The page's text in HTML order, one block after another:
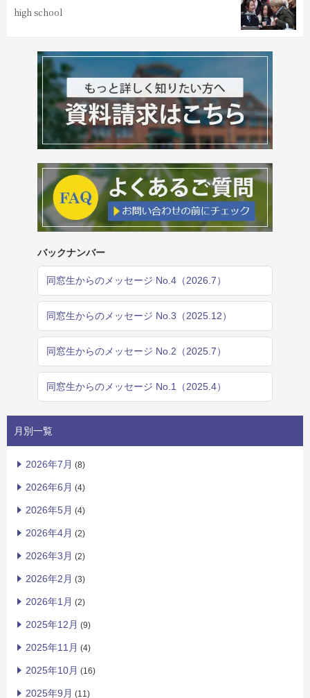
high school
バックナンバー
同窓生からのメッセージ No.4（2026.7）
同窓生からのメッセージ No.3（2025.12）
同窓生からのメッセージ No.2（2025.7）
同窓生からのメッセージ No.1（2025.4）
月別一覧
2026年7月 (8)
2026年6月 (4)
2026年5月 (4)
2026年4月 (2)
2026年3月 (2)
2026年2月 (3)
2026年1月 (2)
2025年12月 (9)
2025年11月 (4)
2025年10月 (16)
2025年9月 (11)